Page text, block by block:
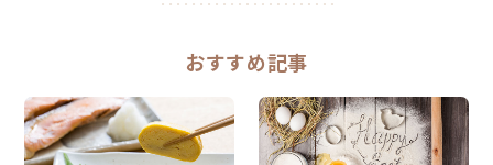
おすすめ記事